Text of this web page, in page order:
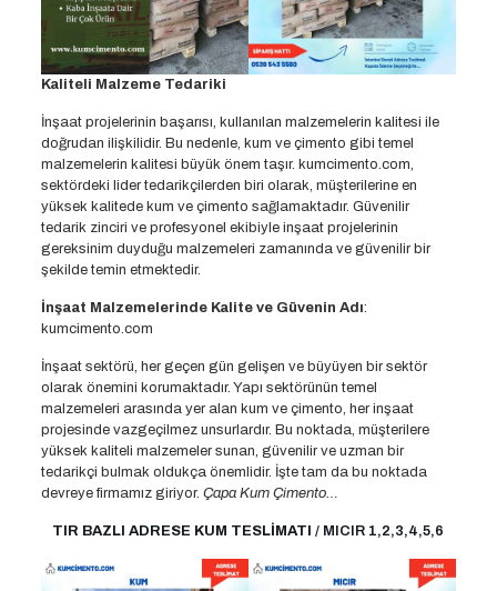
Kaliteli Malzeme Tedariki
İnşaat projelerinin başarısı, kullanılan malzemelerin kalitesi ile
doğrudan ilişkilidir. Bu nedenle, kum ve çimento gibi temel
malzemelerin kalitesi büyük önem taşır. kumcimento.com,
sektördeki lider tedarikçilerden biri olarak, müşterilerine en
yüksek kalitede kum ve çimento sağlamaktadır. Güvenilir
tedarik zinciri ve profesyonel ekibiyle inşaat projelerinin
gereksinim duyduğu malzemeleri zamanında ve güvenilir bir
şekilde temin etmektedir.
İnşaat Malzemelerinde Kalite ve Güvenin Adı:
kumcimento.com
İnşaat sektörü, her geçen gün gelişen ve büyüyen bir sektör
olarak önemini korumaktadır. Yapı sektörünün temel
malzemeleri arasında yer alan kum ve çimento, her inşaat
projesinde vazgeçilmez unsurlardır. Bu noktada, müşterilere
yüksek kaliteli malzemeler sunan, güvenilir ve uzman bir
tedarikçi bulmak oldukça önemlidir. İşte tam da bu noktada
devreye firmamız giriyor. Çapa Kum Çimento…
TIR BAZLI ADRESE KUM TESLİMATI / MICIR 1,2,3,4,5,6